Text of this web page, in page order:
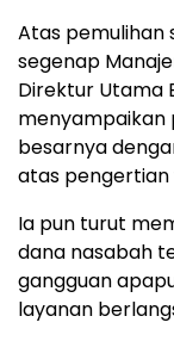
Atas pemulihan
segenap
Direktur Utama
menyampaikan
besarnya
atas pengertian
Ia pun turut
dana nasabah
gangguan
layanan